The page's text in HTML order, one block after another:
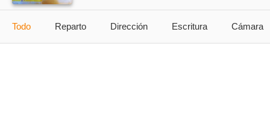
Todo Reparto Dirección Escritura Cámara